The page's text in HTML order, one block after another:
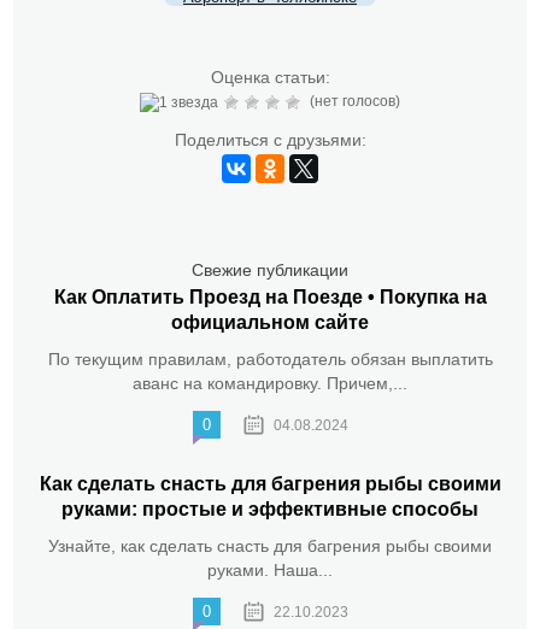
Оценка статьи:
(нет голосов)
Поделиться с друзьями:
Свежие публикации
Как Оплатить Проезд на Поезде • Покупка на
официальном сайте
По текущим правилам, работодатель обязан выплатить
аванс на командировку. Причем,...
0 04.08.2024
Как сделать снасть для багрения рыбы своими
руками: простые и эффективные способы
Узнайте, как сделать снасть для багрения рыбы своими
руками. Наша...
0 22.10.2023